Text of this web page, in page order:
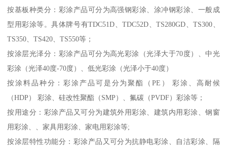
按基板种类分：彩涂产品可分为高强钢彩涂、涂冲钢彩涂、一般成
型用彩涂等。具体牌号有TDC51D、TDC52D、TS280GD、TS300、
TS350、TS420、TS550等；
按涂层光泽分：彩涂产品可分为高光彩涂（光泽大于70度）、中光
彩涂（光泽40度-70度）、低光彩涂（光泽小于40度）
按涂料品种分：彩涂产品可是分为聚酯（PE） 彩涂、高耐候
（HDP） 彩涂、硅改性聚酯（SMP）、氟碳（PVDF）彩涂等；
按用途分：彩涂产品又可分为建筑外用彩涂、建筑内用彩涂、钢窗
用彩涂、、家具用彩涂、家电用彩涂等;
按涂层特性功能分：彩涂产品又可分为抗静电彩涂、自洁彩涂、隔